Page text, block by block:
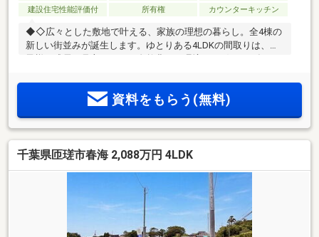
建設住宅性能評価付
所有権 カウンターキッチン
◆◇広々とした敷地で叶える、家族の理想の暮らし。全4棟の
新しい街並みが誕生します。ゆとりある4LDKの間取りは、お
資料をもらう(無料)
千葉県匝瑳市春海 2,088万円 4LDK